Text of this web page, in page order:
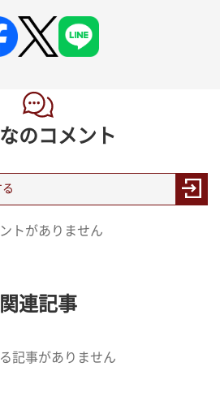
のコメント
トがありません
関連記事
記事がありません